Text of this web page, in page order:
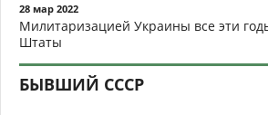
28 мар 2022
Милитаризацией Украины все эти
Штаты
БЫВШИЙ СССР